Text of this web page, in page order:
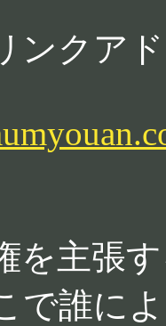
ンクア
を主張
で誰に